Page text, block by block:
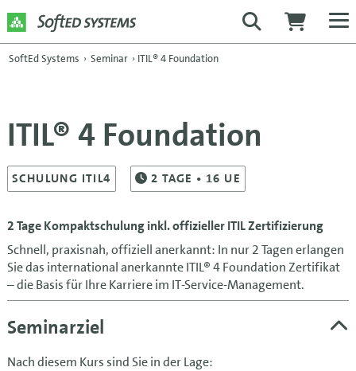
SoftEd Systems › Seminar › ITIL® 4 Foundation
ITIL® 4 Foundation
SCHULUNG ITIL4 2TAGE • 16 UE
2 Tage Kompaktschulung inkl. offizieller ITIL Zertifizierung
Schnell, praxisnah, offiziell anerkannt: In nur 2 Tagen erlangen
Sie das international anerkannte ITIL® 4 Foundation Zertifikat
– die Basis für Ihre Karriere im IT-Service-Management.
Seminarziel
Nach diesem Kurs sind Sie in der Lage: